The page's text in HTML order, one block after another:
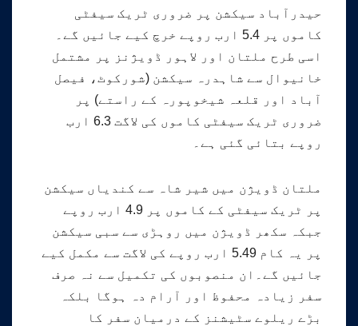
حیدرآباد سیکشن پر ضروری ٹریک سیفٹی
کاموں پر 5.4 ارب روپے خرچ کیے جائیں گے۔
اسی طرح ملتان اور لاہور ڈویژنز پر مشتمل
خانیوال سے شاہدرہ سیکشن (شورکوٹ، فیصل
آباد اور قلعہ شیخوپورہ کے راستے) پر
ضروری ٹریک سیفٹی کاموں کی لاگت 6.3 ارب
روپے بتائی گئی ہے۔
ملتان ڈویژن میں شیر شاہ سے کندیاں سیکشن
پر ٹریک سیفٹی کے کاموں پر 4.9 ارب روپے
جبکہ سکھر ڈویژن میں روہڑی سے سبی سیکشن
پر یہ کام 5.49 ارب روپے کی لاگت سے مکمل کیے
جائیں گے۔ان منصوبوں کی تکمیل سے نہ صرف
سفر زیادہ محفوظ اور آرام دہ ہوگا بلکہ
بڑے ریلوے سٹیشنز کے درمیان سفر کا